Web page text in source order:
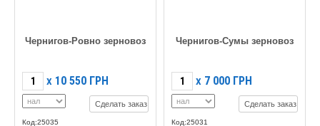
Чернигов-Ровно зерновоз
X 10 550 ГРН
Сделать заказ
Код:25035
Чернигов-Сумы зерновоз
X 7 000 ГРН
Сделать заказ
Код:25031